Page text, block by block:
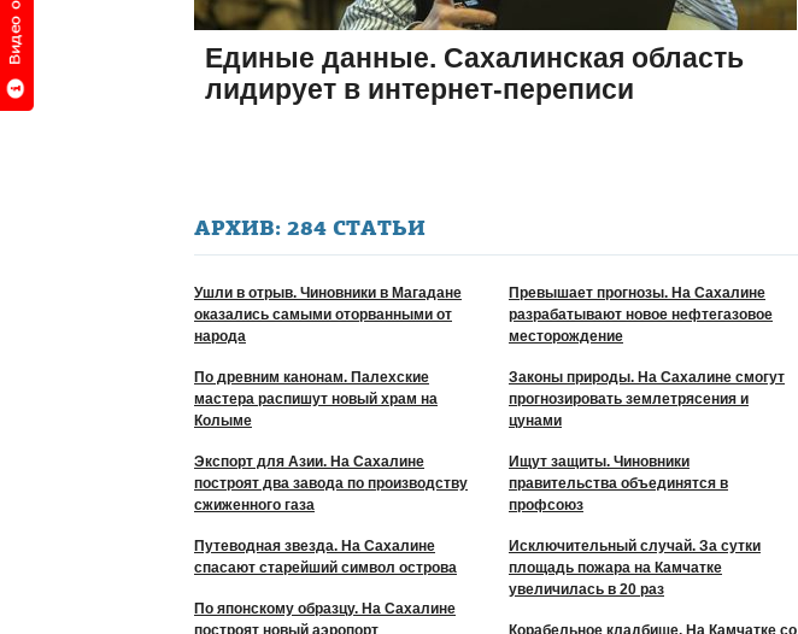
Единые данные. Сахалинская область
лидирует в интернет-переписи
АРХИВ: 284 СТАТЬИ
Ушли в отрыв. Чиновники в Магадане
оказались самыми оторванными от
народа
По древним канонам. Палехские
мастера распишут новый храм на
Колыме
Экспорт для Азии. На Сахалине
построят два завода по производству
сжиженного газа
Путеводная звезда. На Сахалине
спасают старейший символ острова
По японскому образцу. На Сахалине
построят новый аэропорт
Превышает прогнозы. На Сахалине
разрабатывают новое нефтегазовое
месторождение
Законы природы. На Сахалине смогут
прогнозировать землетрясения и
цунами
Ищут защиты. Чиновники
правительства объединятся в
профсоюз
Исключительный случай. За сутки
площадь пожара на Камчатке
увеличилась в 20 раз
Корабельное кладбище. На Камчатке со